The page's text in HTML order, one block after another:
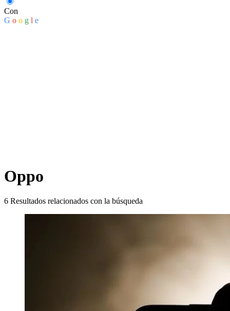
Con
G o o g l e
Oppo
6 Resultados relacionados con la búsqueda